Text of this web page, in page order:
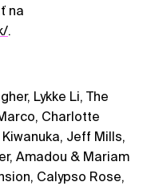
na
.
Lykke Li, The
Charlotte
Jeff Mills,
Amadou & Mariam
Calypso Rose,